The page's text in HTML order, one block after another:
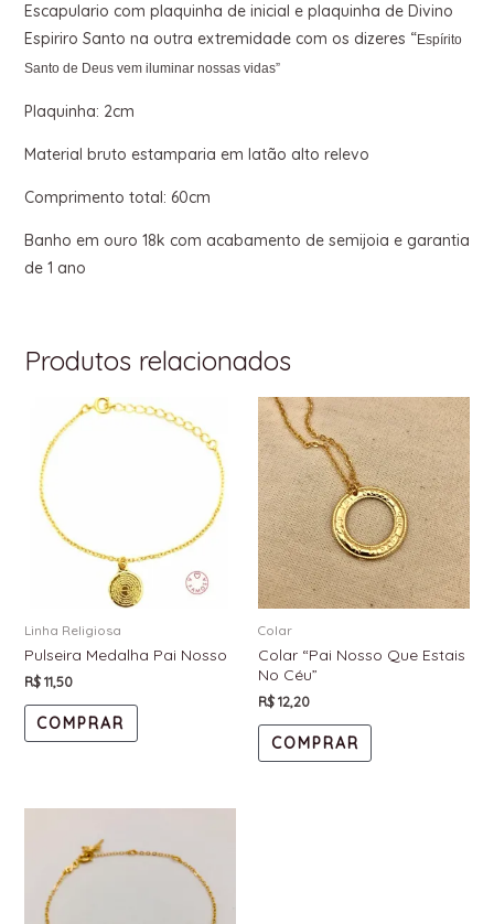
Escapulario com plaquinha de inicial e plaquinha de Divino
Espiriro Santo na outra extremidade com os dizeres “Espírito
Santo de Deus vem iluminar nossas vidas”
Plaquinha: 2cm
Material bruto estamparia em latão alto relevo
Comprimento total: 60cm
Banho em ouro 18k com acabamento de semijoia e garantia
de 1 ano
Produtos relacionados
Linha Religiosa
Pulseira Medalha Pai Nosso
R$11,50
COMPRAR
Colar
Colar “Pai Nosso Que Estais
No Céu”
R$12,20
COMPRAR